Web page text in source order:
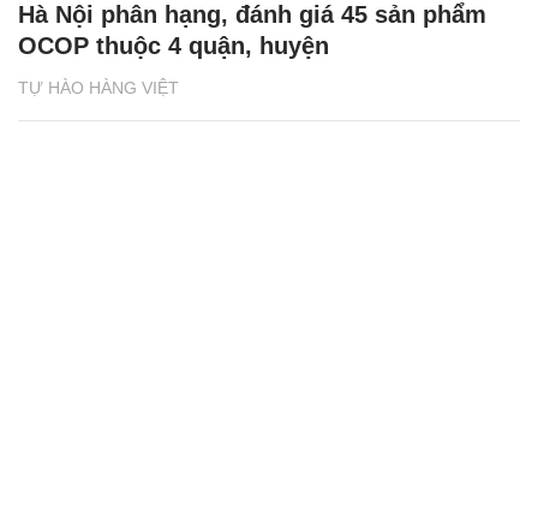
TỰ HÀO HÀNG VIỆT
Hà Nội phân hạng, đánh giá 45 sản phẩm
OCOP thuộc 4 quận, huyện